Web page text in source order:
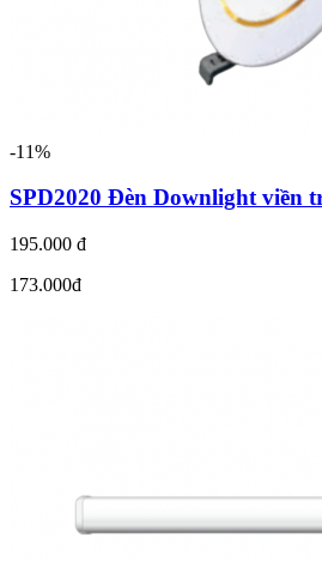
-11%
SPD2020 Đèn Downlight viền
195.000 đ
173.000đ